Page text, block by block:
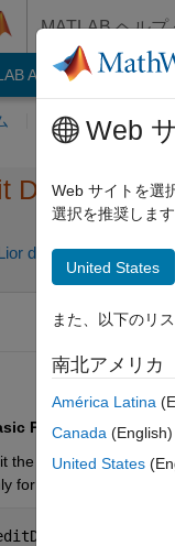
MATLAB ヘルプ
Answers File
質問する 回答
Distance
de Marcas 2021 8
Problem:
the expected
for demonstration)?
Web
Web サイトを選
選択を推奨しま
United States
また、以下のリ
南北アメリカ
América Latina
Canada (English)
United States